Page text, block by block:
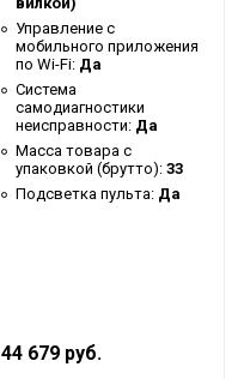
400
Ballu
3.2
3 года
Управление c
мобильного приложения
по Wi-Fi: Да
Система
самодиагностики
неисправности: Да
Масса товара с
упаковкой (брутто): 33
Подсветка пульта: Да
44 679 руб.